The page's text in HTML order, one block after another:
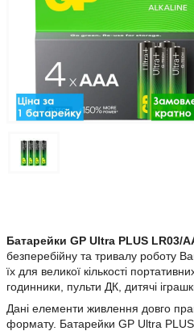
Батарейки GP Ultra PLUS LR03/
безперебійну та тривалу роботу
їх для великої кількості
годинники, пульти ДК, дитячі
Дані елементи живлення довго
формату. Батарейки GP Ultra PLUS